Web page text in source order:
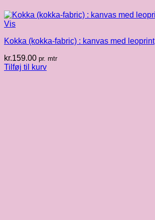
Vis
Kokka (kokka-fabric) : kanvas med leoprint
kr.159.00 pr. mtr
Tilføj til kurv